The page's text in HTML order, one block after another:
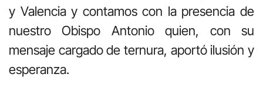
y Valencia y contamos con la presencia de
nuestro Obispo Antonio quien, con su
mensaje cargado de ternura, aportó ilusión y
esperanza.